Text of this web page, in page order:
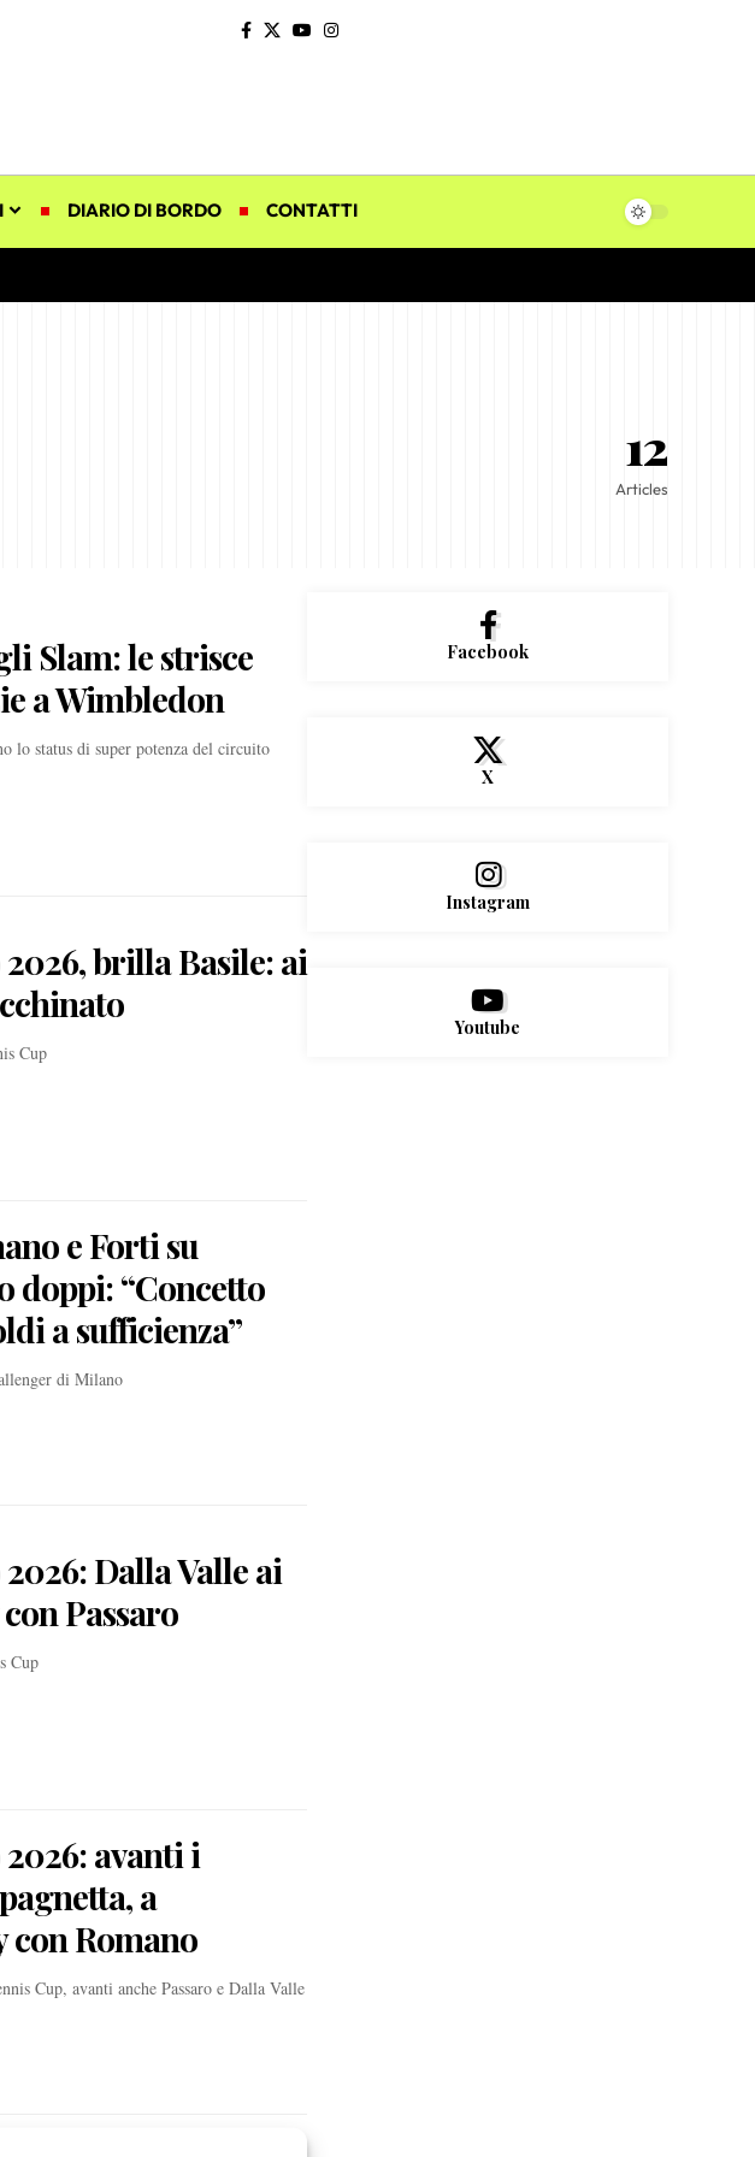
DIARIO DI BORDO CONTATTI
12
Articles
Slam: le strisce
a Wimbledon
lo status di super potenza del circuito
brilla Basile: ai
Cup
e Forti su
doppi: “Concetto
a sufficienza”
di Milano
Dalla Valle ai
Passaro
Cup
avanti i
a
con Romano
Cup, avanti anche Passaro e Dalla Valle
Facebook
X
Instagram
Youtube